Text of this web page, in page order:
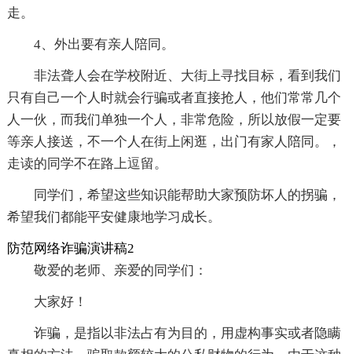
走。
4、外出要有亲人陪同。
非法聋人会在学校附近、大街上寻找目标，看到我们
只有自己一个人时就会行骗或者直接抢人，他们常常几个
人一伙，而我们单独一个人，非常危险，所以放假一定要
等亲人接送，不一个人在街上闲逛，出门有家人陪同。，
走读的同学不在路上逗留。
同学们，希望这些知识能帮助大家预防坏人的拐骗，
希望我们都能平安健康地学习成长。
防范网络诈骗演讲稿2
敬爱的老师、亲爱的同学们：
大家好！
诈骗，是指以非法占有为目的，用虚构事实或者隐瞒